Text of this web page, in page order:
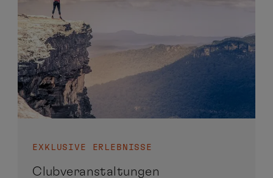
EXKLUSIVE ERLEBNISSE
Clubveranstaltungen